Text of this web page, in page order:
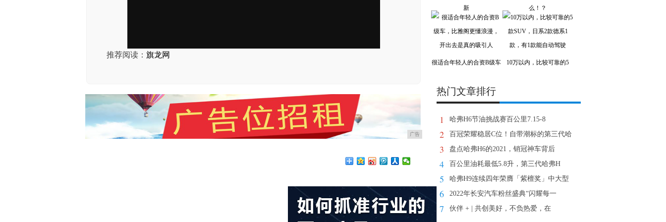
推荐阅读： 旗龙网
广告
新 么！？
很适合年轻人的合资B级车 10万以内，比较可靠的5
热门文章排行
1 哈弗H6节油挑战赛百公里7.15-8
2 百冠荣耀稳居C位！自带潮标的第三代哈
3 盘点哈弗H6的2021，销冠神车背后
4 百公里油耗最低5.8升，第三代哈弗H
5 哈弗H9连续四年荣膺「紫檀奖」中大型
6 2022年长安汽车粉丝盛典“闪耀每一
7 伙伴 + | 共创美好，不负热爱，在